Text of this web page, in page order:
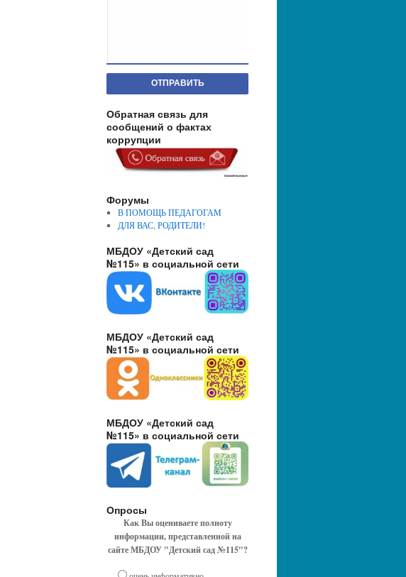
ОТПРАВИТЬ
Обратная связь для
сообщений о фактах
коррупции
Форумы
В ПОМОЩЬ ПЕДАГОГАМ
ДЛЯ ВАС, РОДИТЕЛИ!
МБДОУ «Детский сад
№115» в социальной сети
МБДОУ «Детский сад
№115» в социальной сети
МБДОУ «Детский сад
№115» в социальной сети
Опросы
Как Вы оцениваете полноту
информации, представленной на
сайте МБДОУ "Детский сад №115"?